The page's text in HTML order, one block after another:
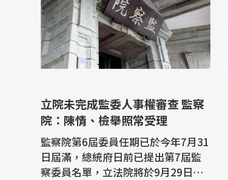
立院未完成監委人事權審查 監察
院：陳情、檢舉照常受理
監察院第6屆委員任期已於今年7月31
日屆滿，總統府日前已提出第7屆監
察委員名單，立法院將於9月29日進